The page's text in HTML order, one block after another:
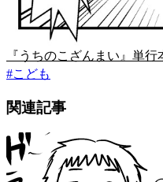
『うちのこざんまい』単
#こども
関連記事